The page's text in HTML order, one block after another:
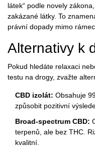
látek“ podle novely
zakázané látky. To
právní dopady mimo
Alternativy k
Pokud hledáte relaxaci
testu na drogy, zvažte
CBD izolát: Obsahuje
způsobit pozitivní
Broad-spectrum CBD:
terpenů, ale bez THC.
kvalitní.